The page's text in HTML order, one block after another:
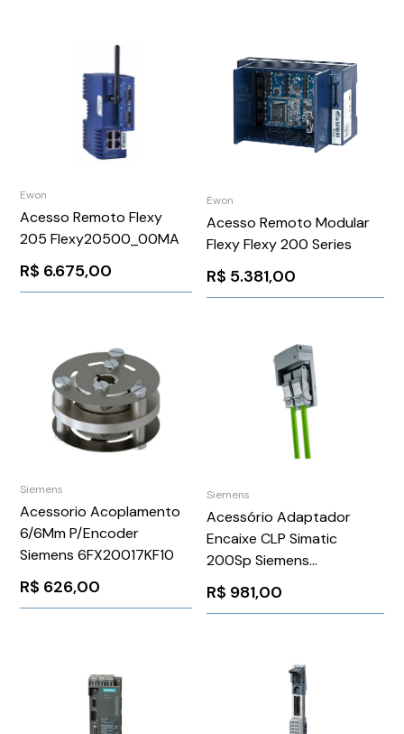
Ewon
Acesso Remoto Flexy
205 Flexy20500_00MA
R$ 6.675,00
Ewon
Acesso Remoto Modular
Flexy Flexy 200 Series
R$ 5.381,00
Siemens
Acessorio Acoplamento
6/6Mm P/Encoder
Siemens 6FX20017KF10
R$ 626,00
Siemens
Acessório Adaptador
Encaixe CLP Simatic
200Sp Siemens
6ES71936AF000AA0
R$ 981,00